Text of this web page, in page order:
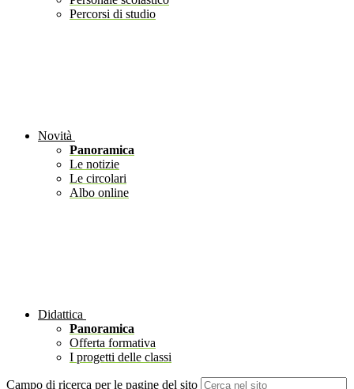
Percorsi di studio
Novità
Panoramica
Le notizie
Le circolari
Albo online
Didattica
Panoramica
Offerta formativa
I progetti delle classi
Campo di ricerca per le pagine del sito